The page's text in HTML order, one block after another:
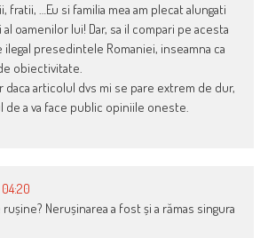
fratii, …Eu si familia mea am plecat alungati
oamenilor lui! Dar, sa il compari pe acesta
presedintele Romaniei, inseamna ca
obiectivitate.
daca articolul dvs mi se pare extrem de dur,
a va face public opiniile oneste.
04:20
Nerușinarea a fost și a rămas singura